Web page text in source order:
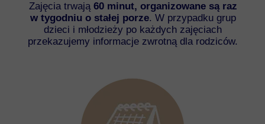
Zajęcia trwają 60 minut, organizowane są raz
w tygodniu o stałej porze. W przypadku grup
dzieci i młodzieży po każdych zajęciach
przekazujemy informacje zwrotną dla rodziców.